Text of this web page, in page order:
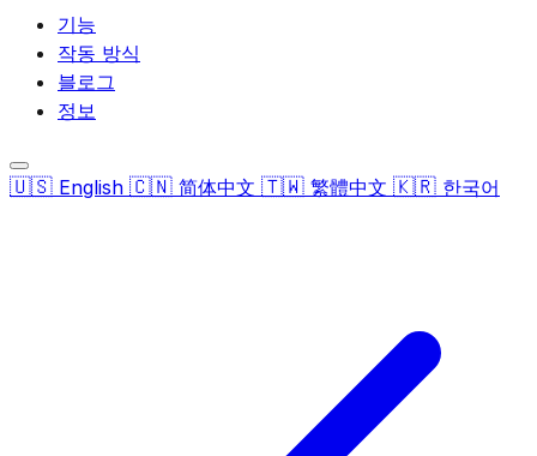
기능
작동 방식
블로그
정보
🇺🇸 English 🇨🇳 简体中文 🇹🇼 繁體中文 🇰🇷 한국어